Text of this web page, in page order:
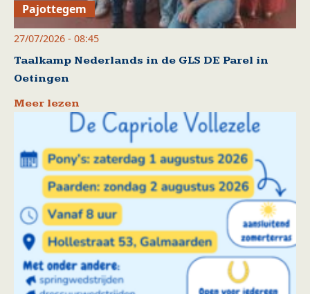
Pajottegem
27/07/2026 - 08:45
Taalkamp Nederlands in de GLS DE Parel in
Oetingen
Meer lezen